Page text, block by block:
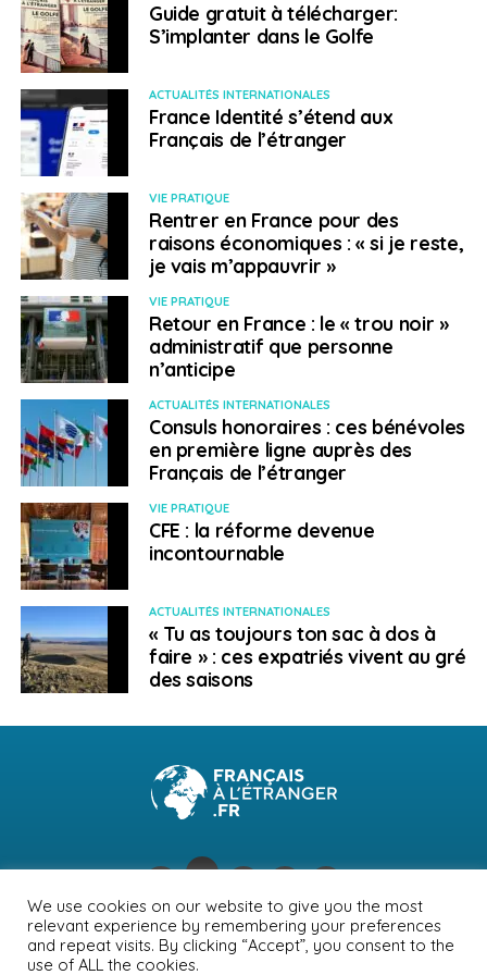
compagnies étrangères. Et puis, vers ces zones
Franches ou des étrangers peuvent trouver un emploi
sera toujours très apprécié.
› Créer son entreprise
On peut assez facilement créer son entreprise en
République dominicaine. Il est préférable de faire les
démarches accompagné d’un avocat bien au courant
des procédures du pays (liste disponible à
l’Ambassade de France). Plusieurs formes de société
sont réalisables (SA, SAS et SARL). La première
démarche est de faire enregistrer le nom commercial
de l’entreprise au Bureau national de la propriété
industrielle (
www.onapi.gov.do), la suite du
déroulement de la procédure est ensuite assez simple.
De très bonnes occasions de faire des affaires se
trouvent dans l’immobilier, l’accès à la propriété des
étrangers ayant été facilité par le gouvernement. Le
régime fiscal est aussi attractif dans le secteur
industriel, surtout dans les zones franches.
Le centre d’exportation et d’investissement de la
République dominicaine (CEI-RD,www.cei-rd.gov.do)
et son Autorité de la concurrence (
aident les candidats à lancer leur projet.
ENTREPRENEURS
ENTREPRISE
RÉPUBLIQUE DOMINICAINE
SAINT DOMINGUE
des TI
NE RATEZ PAS
Travailler dans les îles (4/5) : La Réunion
Guide gratuit à télécharger:
S’implanter dans le Golfe
ACTUALITÉS INTERNATIONALES
France Identité s’étend aux
Français de l’étranger
VIE PRATIQUE
Rentrer en France pour des
raisons économiques : « si je reste,
je vais m’appauvrir »
VIE PRATIQUE
Retour en France : le « trou noir »
administratif que personne
n’anticipe
ACTUALITÉS INTERNATIONALES
Consuls honoraires : ces bénévoles
en première ligne auprès des
Français de l’étranger
VIE PRATIQUE
CFE : la réforme devenue
incontournable
ACTUALITÉS INTERNATIONALES
« Tu as toujours ton sac à dos à
faire » : ces expatriés vivent au gré
des saisons
NEWSLETTER PUBLICITÉ CONTACTS
MENTIONS LÉGALES
POLITIQUE DE CONFIDENTIALITÉ
We use cookies on our website to give you the most
relevant experience by remembering your preferences
and repeat visits. By clicking “Accept”, you consent to the
use of ALL the cookies.